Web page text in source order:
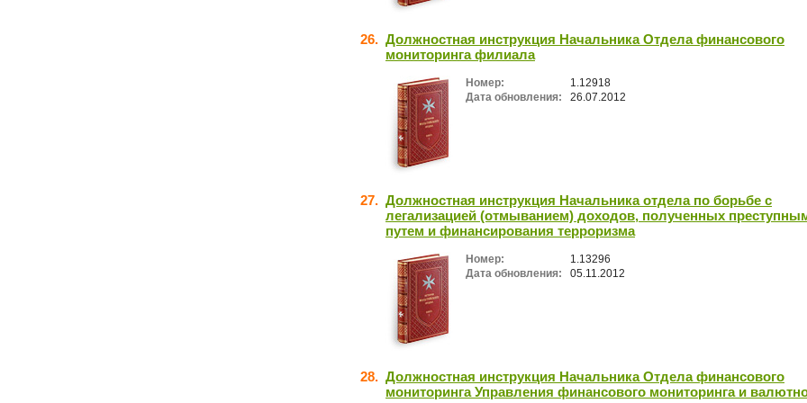
26. Должностная инструкция Начальника Отдела финансового
мониторинга филиала
Номер:
1.12918
Дата обновления:
26.07.2012
27. Должностная инструкция Начальника отдела по борьбе с
легализацией (отмыванием) доходов, полученных
путем и финансирования терроризма
Номер:
1.13296
Дата обновления:
05.11.2012
28. Должностная инструкция Начальника Отдела финансового
мониторинга Управления финансового мониторинга и